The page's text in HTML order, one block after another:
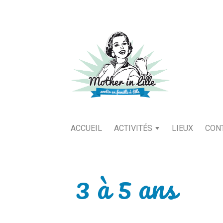
ACCUEIL ACTIVITÉS LIEUX
3 à 5 ans